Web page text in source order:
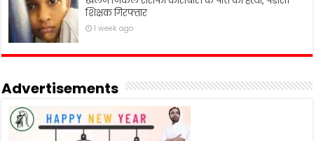
शिक्षक गिरफ्तार
1 week ago
Advertisements